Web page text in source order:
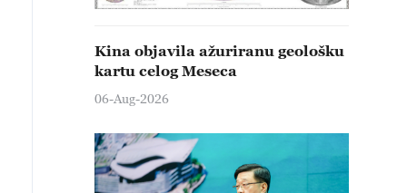
Kina objavila ažuriranu geološku
kartu celog Meseca
06-Aug-2026